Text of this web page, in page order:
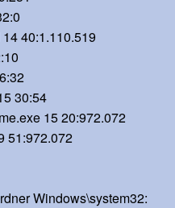
40:1.110.519
30:54
15 20:972.072
51:972.072
Windows\system32: